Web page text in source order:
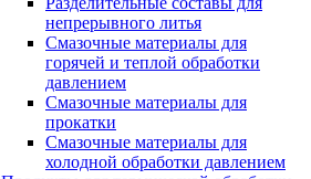
непрерывного литья
Смазочные материалы для
горячей и теплой обработки
давлением
Смазочные материалы для
прокатки
Смазочные материалы для
холодной обработки давлением